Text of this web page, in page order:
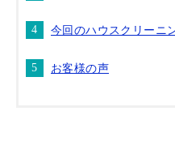
今回のハウスクリーニ
お客様の声